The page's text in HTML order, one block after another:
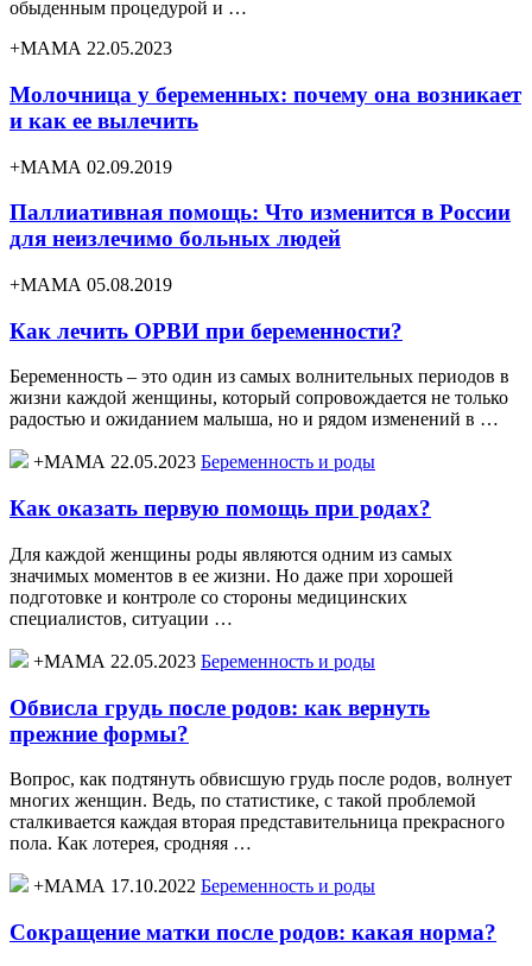
обыденным процедурой и …
+МАМА 22.05.2023
Молочница у беременных: почему она возникает
и как ее вылечить
+МАМА 02.09.2019
Паллиативная помощь: Что изменится в России
для неизлечимо больных людей
+МАМА 05.08.2019
Как лечить ОРВИ при беременности?
Беременность – это один из самых волнительных периодов в
жизни каждой женщины, который сопровождается не только
радостью и ожиданием малыша, но и рядом изменений в …
+МАМА 22.05.2023 Беременность и роды
Как оказать первую помощь при родах?
Для каждой женщины роды являются одним из самых
значимых моментов в ее жизни. Но даже при хорошей
подготовке и контроле со стороны медицинских
специалистов, ситуации …
+МАМА 22.05.2023 Беременность и роды
Обвисла грудь после родов: как вернуть
прежние формы?
Вопрос, как подтянуть обвисшую грудь после родов, волнует
многих женщин. Ведь, по статистике, с такой проблемой
сталкивается каждая вторая представительница прекрасного
пола. Как лотерея, сродняя …
+МАМА 17.10.2022 Беременность и роды
Сокращение матки после родов: какая норма?